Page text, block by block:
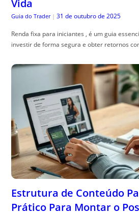
Vida
Guia do Trader | 31 de outubro de 2025
Renda fixa para iniciantes , é um guia
investir de forma segura e obter retornos
Estrutura de Conteúdo
Prático Para Montar o